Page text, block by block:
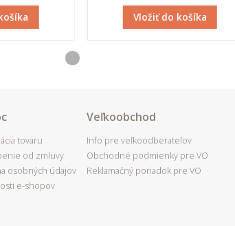
Vložiť do košíka
tovaru
od zmluvy
osobných údajov
e-shopov
Veľkoobchod
Info pre veľkoodberateľov
Obchodné podmienky pre VO
Reklamačný poriadok pre VO